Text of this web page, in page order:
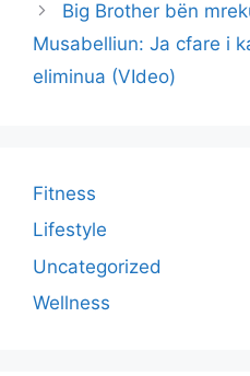
Big Brother bën
Musabelliun: Ja cfare i
eliminua (VIdeo)
Fitness
Lifestyle
Uncategorized
Wellness